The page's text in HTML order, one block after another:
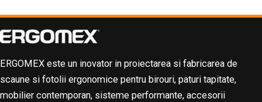
ERGOMEX este un inovator in proiectarea si fabricarea de
scaune si fotolii ergonomice pentru birouri, paturi tapitate,
mobilier contemporan, sisteme performante, accesorii